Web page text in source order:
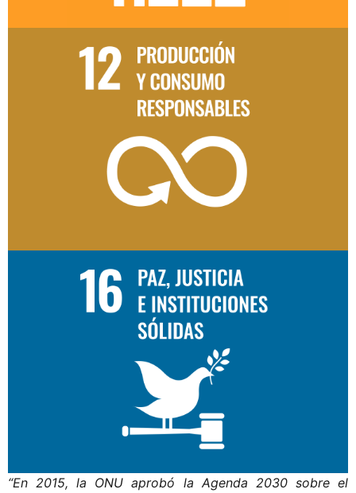
Producción responsable que
transforma
optimizan el uso de recursos y reducen el
desperdicio, fomentando operaciones
sostenibles con un impacto positivo en su
Legalidad que hace posible el
Actuamos con integridad y control de
riesgos, promoviendo el estado de derecho,
la transparencia y la rendición de cuentas
para lograr instituciones eficaces e inclusivas.
“En 2015, la ONU aprobó la Agenda 2030 sobre el